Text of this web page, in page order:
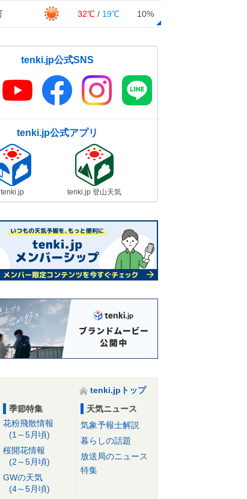
32℃ / 19℃ 10%
tenki.jp公式SNS
tenki.jp公式アプリ
tenki.jp tenki.jp 登山天気
tenki.jpトップ
季節特集
花粉飛散情報
(1～5月頃)
桜開花情報
(2～5月頃)
GWの天気
(4～5月頃)
天気ニュース
気象予報士解説
暮らしの話題
放送局のニュース
特集